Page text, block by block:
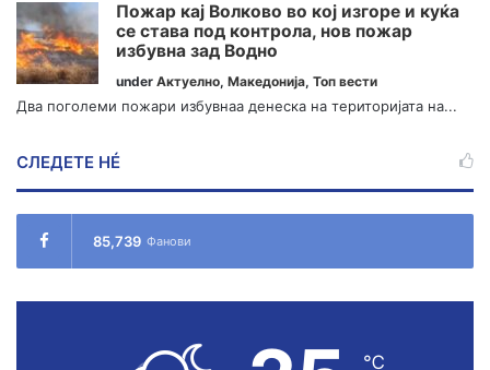
Пожар кај Волково во кој изгоре и куќа
се става под контрола, нов пожар
избувна зад Водно
under Актуелно, Македонија, Топ вести
Два поголеми пожари избувнаа денеска на територијата на...
СЛЕДЕТЕ НÉ
85,739 Фанови
℃